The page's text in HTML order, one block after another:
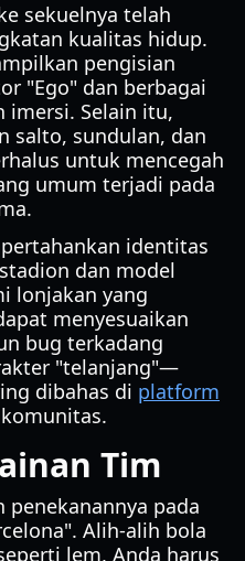
sekuelnya telah
kualitas hidup.
pengisian
"Ego" dan berbagai
imersi. Selain itu,
salto, sundulan, dan
untuk mencegah
umum terjadi pada
identitas
dan model
lonjakan yang
menyesuaikan
bug terkadang
"telanjang"—
dibahas di platform
Tim
penekanannya pada
Alih-alih bola
lem, Anda harus